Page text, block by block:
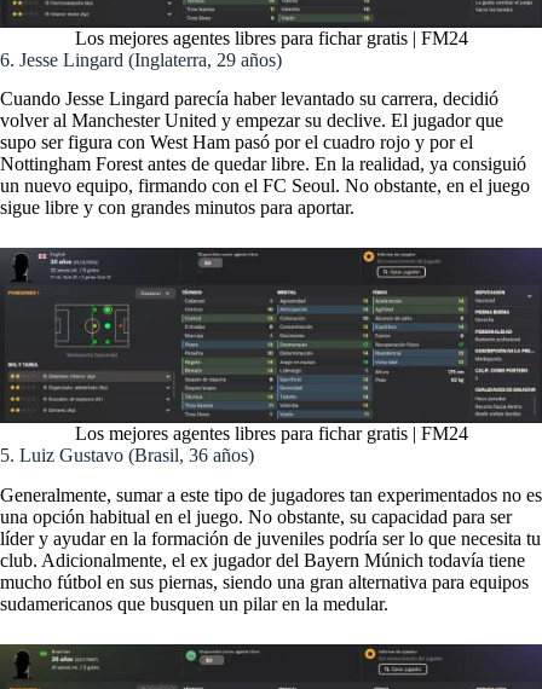
Los mejores agentes libres para fichar gratis | FM24
6. Jesse Lingard (Inglaterra, 29 años)
Cuando Jesse Lingard parecía haber levantado su carrera, decidió
volver al Manchester United y empezar su declive. El jugador que
supo ser figura con West Ham pasó por el cuadro rojo y por el
Nottingham Forest antes de quedar libre. En la realidad, ya consiguió
un nuevo equipo, firmando con el FC Seoul. No obstante, en el juego
sigue libre y con grandes minutos para aportar.
Los mejores agentes libres para fichar gratis | FM24
5. Luiz Gustavo (Brasil, 36 años)
Generalmente, sumar a este tipo de jugadores tan experimentados no es
una opción habitual en el juego. No obstante, su capacidad para ser
líder y ayudar en la formación de juveniles podría ser lo que necesita tu
club. Adicionalmente, el ex jugador del Bayern Múnich todavía tiene
mucho fútbol en sus piernas, siendo una gran alternativa para equipos
sudamericanos que busquen un pilar en la medular.